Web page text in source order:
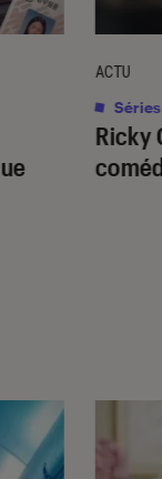
Ricky
ACTU
Séries